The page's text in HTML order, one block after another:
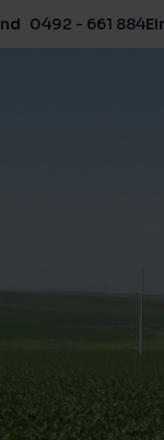
0492 - 661 884